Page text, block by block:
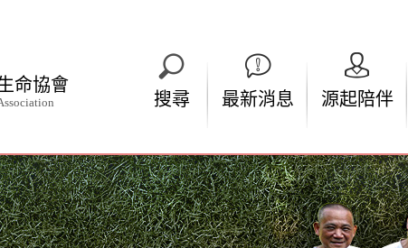
命協會
最新消息 源起陪伴
搜尋